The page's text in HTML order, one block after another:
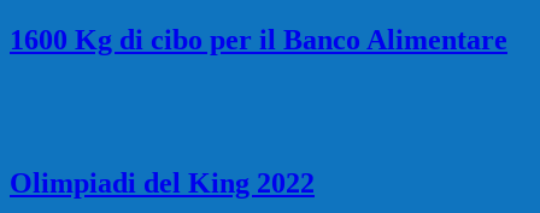
1600 Kg di cibo per il Banco Alimentare
Olimpiadi del King 2022